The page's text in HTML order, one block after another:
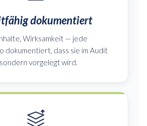
dokumentiert
Wirksamkeit — jede
dokumentiert, dass sie im Audit
vorgelegt wird.